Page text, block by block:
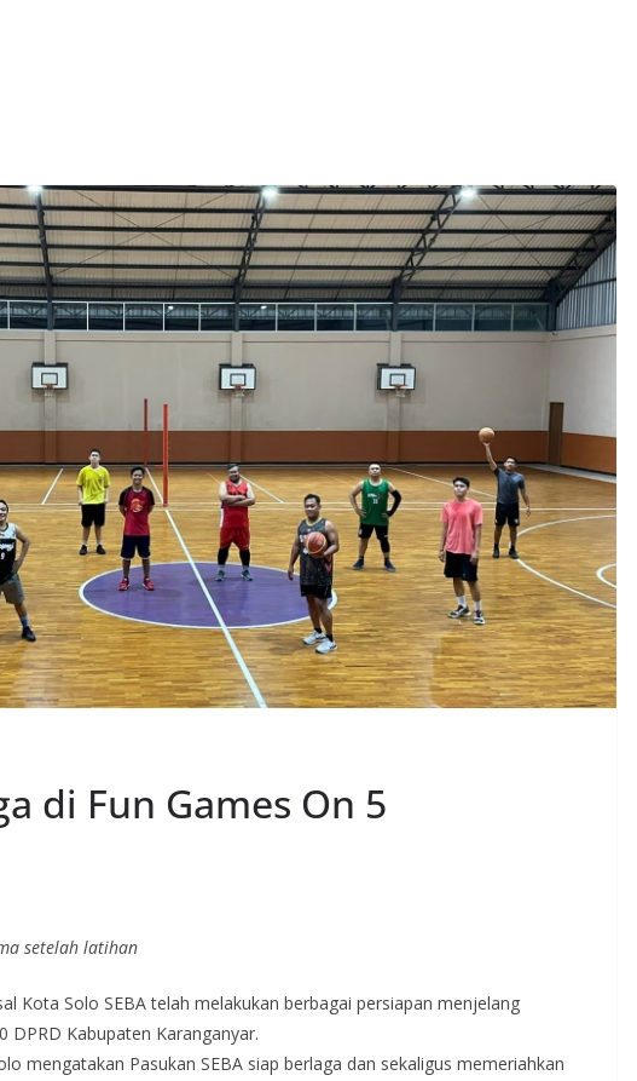
di Fun Games On 5
setelah latihan
Kota Solo SEBA telah melakukan berbagai persiapan menjelang
DPRD Kabupaten Karanganyar.
mengatakan Pasukan SEBA siap berlaga dan sekaligus memeriahkan